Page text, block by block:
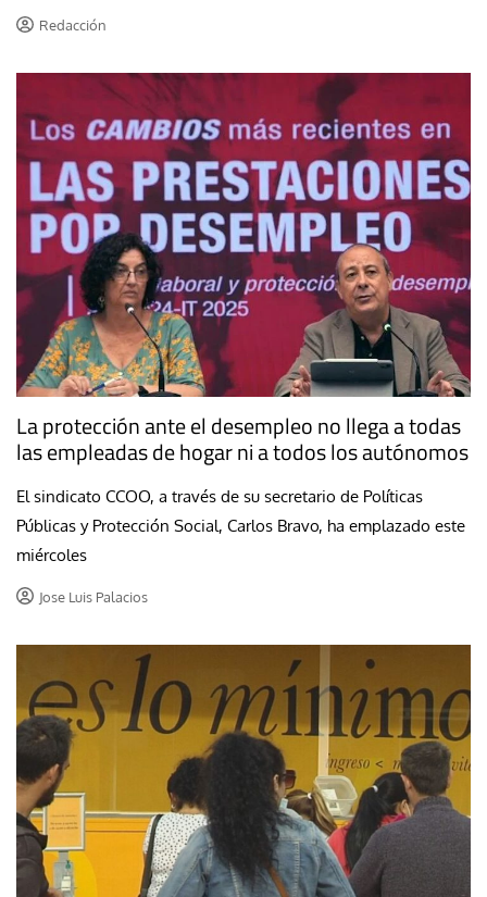
Redacción
La protección ante el desempleo no llega a todas
las empleadas de hogar ni a todos los autónomos
El sindicato CCOO, a través de su secretario de Políticas
Públicas y Protección Social, Carlos Bravo, ha emplazado este
miércoles
Jose Luis Palacios